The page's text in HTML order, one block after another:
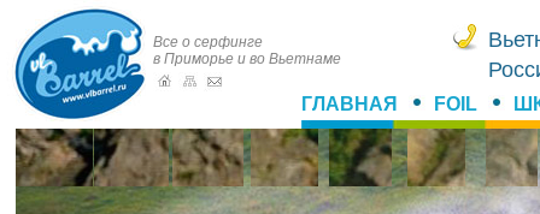
Все о серфинге
в Приморье и во Вьетнаме
ГЛАВНАЯ FOIL